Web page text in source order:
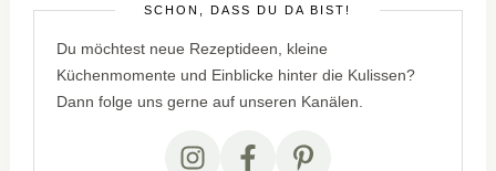
SCHÖN, DASS DU DA BIST!
Du möchtest neue Rezeptideen, kleine
Küchenmomente und Einblicke hinter die Kulissen?
Dann folge uns gerne auf unseren Kanälen.